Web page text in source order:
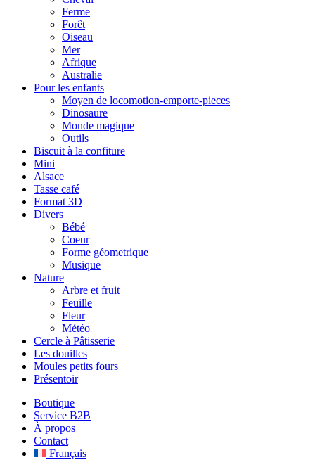
Ferme
Forêt
Oiseau
Mer
Afrique
Australie
Pour les enfants
Moyen de locomotion-emporte-pieces
Dinosaure
Monde magique
Outils
Biscuit à la confiture
Mini
Alsace
Tasse café
Format 3D
Divers
Bébé
Coeur
Forme géometrique
Musique
Nature
Arbre et fruit
Feuille
Fleur
Météo
Cercle à Pâtisserie
Les douilles
Moules petits fours
Présentoir
Boutique
Service B2B
À propos
Contact
Français